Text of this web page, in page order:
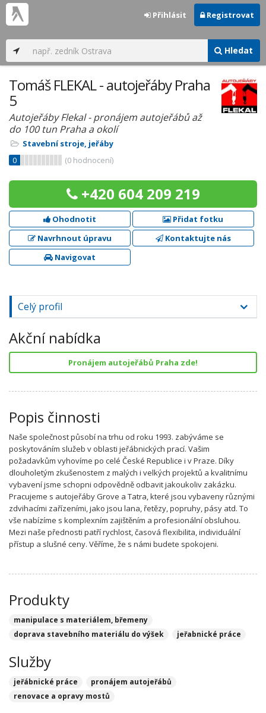
Hledat
Přihlásit Registrovat
Tomáš FLEKAL - autojeřáby Praha
5
Autojeřáby Flekal - pronájem autojeřábů až
do 100 tun Praha a okolí
Stavební stroje, jeřáby
0
(0 hodnocení)
+420 604 209 219
Ohodnotit
Přidat fotku
Navrhnout úpravu
Kontaktujte nás
Navigovat
Celý profil
Akční nabídka
Pronájem autojeřábů Praha zde!
Popis činnosti
Naše společnost působí na trhu od roku 1993. zabýváme se
poskytováním služeb v oblasti jeřábnických prací. Vašim
požadavkům vyhovíme po celé České Republice i v Praze. Díky
dlouholetým zkušenostem z malých i velkých projektů a kvalitnímu
vybavení jsme schopni odpovědně odbavit jakoukoliv zakázku.
Pracujeme s autojeřáby Grove a Tatra, které jsou vybaveny různými
zdvihacími zařízeními, jako jsou lana, řetězy, popruhy, pásy atd. To
vše nabízíme s komplexním zajištěním a profesionální obsluhou.
Mezi naše přednosti patří rychlost, časová flexibilita, individuální
přístup a slušné ceny. Věříme, že s námi budete spokojeni.
Produkty
manipulace s materiálem, břemeny
doprava stavebního materiálu do výšek
jeřabnické práce
Služby
jeřábnické práce
pronájem autojeřábů
renovace a opravy mostů